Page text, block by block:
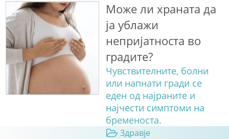
Може ли храната да
ја ублажи
непријатноста во
градите?
Чувствителните, болни
или напнати гради се
еден од најраните и
најчести симптоми на
бременоста.
Здравје